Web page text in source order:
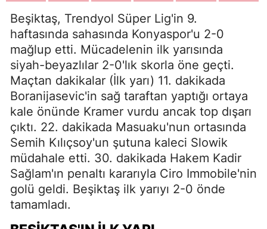
Beşiktaş, Trendyol Süper Lig'in 9.
haftasında sahasında Konyaspor'u 2-0
mağlup etti. Mücadelenin ilk yarısında
siyah-beyazlılar 2-0'lık skorla öne geçti.
Maçtan dakikalar (İlk yarı) 11. dakikada
Boranijasevic'in sağ taraftan yaptığı ortaya
kale önünde Kramer vurdu ancak top dışarı
çıktı. 22. dakikada Masuaku'nun ortasında
Semih Kılıçsoy'un şutuna kaleci Slowik
müdahale etti. 30. dakikada Hakem Kadir
Sağlam'ın penaltı kararıyla Ciro Immobile'nin
golü geldi. Beşiktaş ilk yarıyı 2-0 önde
tamamladı.